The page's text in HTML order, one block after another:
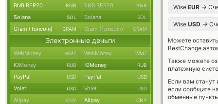
Wise EUR →
Wise USD →
Можете
BestChange
Также можете
платежную
Если вам
если сообщите
обменные
BNB BEP20 BNB BNB BEP20 BNB
Solana SOL Solana SOL
Gram (Toncoin) GRAM Gram (Toncoin) GRAM
Электронные деньги
WebMoney WMZ WebMoney WMZ
ЮMoney RUB ЮMoney RUB
PayPal USD PayPal USD
Volet USD Volet USD
Alipay CNY Alipay CNY